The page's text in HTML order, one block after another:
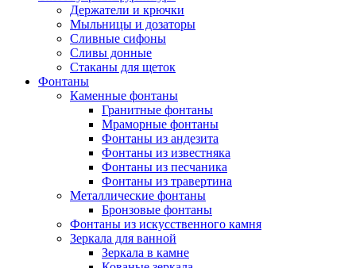
Держатели и крючки
Мыльницы и дозаторы
Сливные сифоны
Сливы донные
Стаканы для щеток
Фонтаны
Каменные фонтаны
Гранитные фонтаны
Мраморные фонтаны
Фонтаны из андезита
Фонтаны из известняка
Фонтаны из песчаника
Фонтаны из травертина
Металлические фонтаны
Бронзовые фонтаны
Фонтаны из искусственного камня
Зеркала для ванной
Зеркала в камне